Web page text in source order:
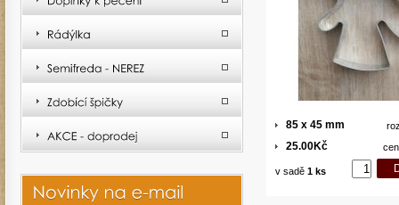
85 x 45 mm
25.00Kč
v sadě 1 ks